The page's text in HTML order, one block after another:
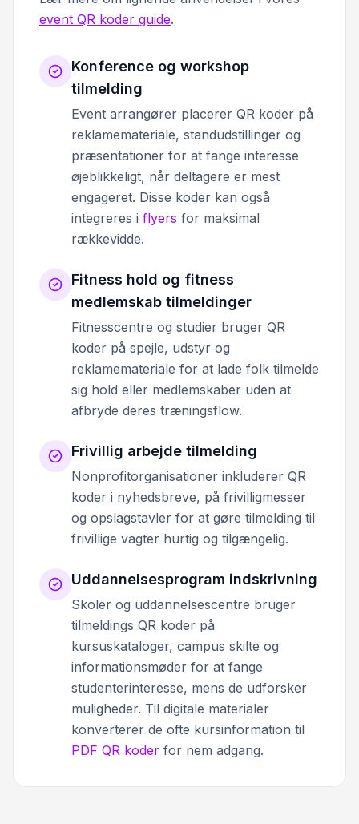
event QR koder guide.
Konference og workshop
tilmelding
Event arrangører placerer QR koder på
reklamemateriale, standudstillinger og
præsentationer for at fange interesse
øjeblikkeligt, når deltagere er mest
engageret. Disse koder kan også
integreres i flyers for maksimal
rækkevidde.
Fitness hold og fitness
medlemskab tilmeldinger
Fitnesscentre og studier bruger QR
koder på spejle, udstyr og
reklamemateriale for at lade folk tilmelde
sig hold eller medlemskaber uden at
afbryde deres træningsflow.
Frivillig arbejde tilmelding
Nonprofitorganisationer inkluderer QR
koder i nyhedsbreve, på frivilligmesser
og opslagstavler for at gøre tilmelding til
frivillige vagter hurtig og tilgængelig.
Uddannelsesprogram indskrivning
Skoler og uddannelsescentre bruger
tilmeldings QR koder på
kursuskataloger, campus skilte og
informationsmøder for at fange
studenterinteresse, mens de udforsker
muligheder. Til digitale materialer
konverterer de ofte kursinformation til
PDF QR koder for nem adgang.